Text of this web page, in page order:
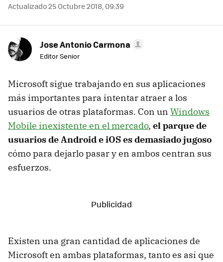
Actualizado 25 Octubre 2018, 09:39
Jose Antonio Carmona
Editor Senior
Microsoft sigue trabajando en sus aplicaciones
más importantes para intentar atraer a los
usuarios de otras plataformas. Con un Windows
Mobile inexistente en el mercado, el parque de
usuarios de Android e iOS es demasiado jugoso
cómo para dejarlo pasar y en ambos centran sus
esfuerzos.
Existen una gran cantidad de aplicaciones de
Microsoft en ambas plataformas, tanto es así que